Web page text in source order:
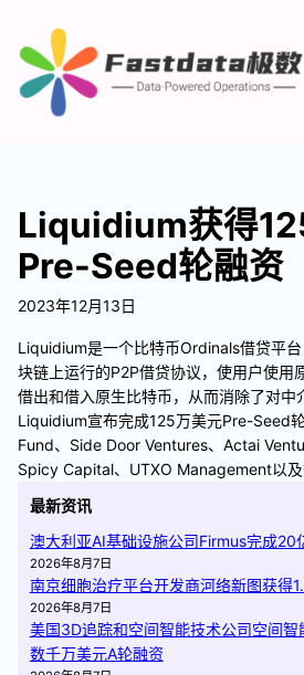
Liquidium获得
Pre-Seed轮融资
2023年12月13日
Liquidium是一个比特币Ordinals借贷平
块链上运行的P2P借贷协议，使用户使用
借出和借入原生比特币，从而消除了对中
Liquidium宣布完成125万美元Pre-Seed
Fund、Side Door Ventures、Actai
Spicy Capital、UTXO Management以及
最新资讯
澳大利亚AI基础设施公司Firmus完成20
2026年8月7日
南京细胞治疗平台开发商河络新图获得
2026年8月7日
美国3D追踪和空间智能技术公司空间
数千万美元A轮融资